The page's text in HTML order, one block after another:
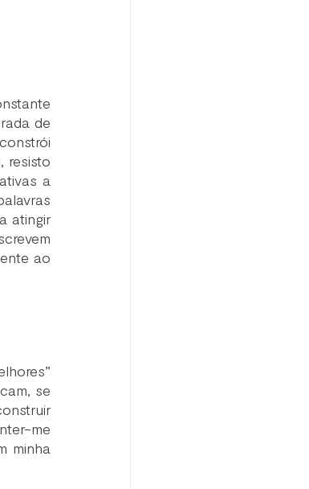
de
resisto
a
atingir
ao
se
me
minha